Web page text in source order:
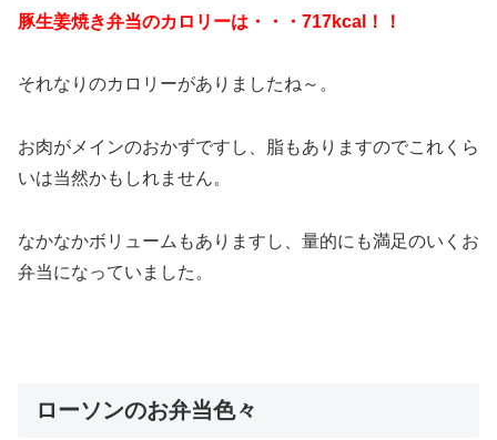
豚生姜焼き弁当のカロリーは・・・717kcal！！
それなりのカロリーがありましたね～。
お肉がメインのおかずですし、脂もありますのでこれくら
いは当然かもしれません。
なかなかボリュームもありますし、量的にも満足のいくお
弁当になっていました。
ローソンのお弁当色々